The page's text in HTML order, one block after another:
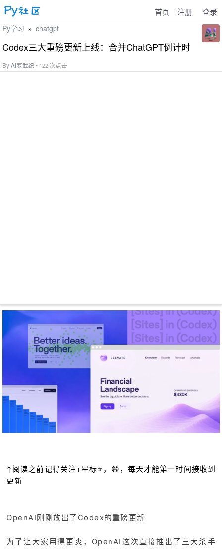
首页 注册 登录
Py学习 » chatgpt
Codex三大重磅更新上线：合并ChatGPT倒计时
ByAI寒武纪 • 122 次点击
↑阅读之前记得关注+星标⭐️，😄，每天才能第一时间接收到
更新
OpenAI刚刚放出了Codex的重磅更新
为了让大家用得更爽，OpenAI这次直接推出了三大杀手